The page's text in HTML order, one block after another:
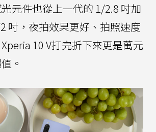
元件也從上一代的 1/2.8 吋加
吋，夜拍效果更好、拍照速度
10 V打完折下來更是萬元
。